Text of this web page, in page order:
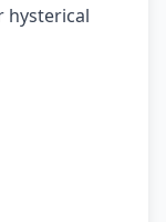
hysterical